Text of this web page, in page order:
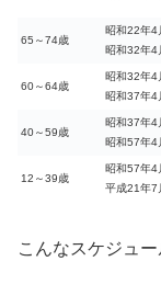
65～74歳
昭和22年4
昭和32年4
60～64歳
昭和32年4
昭和37年4
40～59歳
昭和37年4
昭和57年4
12～39歳
昭和57年4
平成21年7
こんなスケジュ